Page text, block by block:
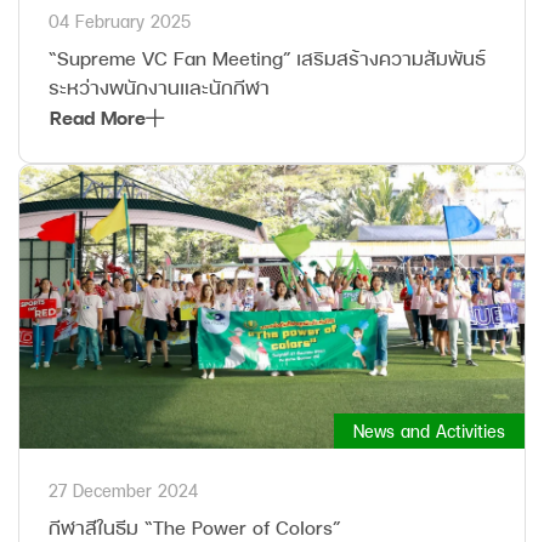
04 February 2025
“Supreme VC Fan Meeting” เสริมสร้างความสัมพันธ์
ระหว่างพนักงานและนักกีฬา
Read More
News and Activities
27 December 2024
กีฬาสีในธีม “The Power of Colors”